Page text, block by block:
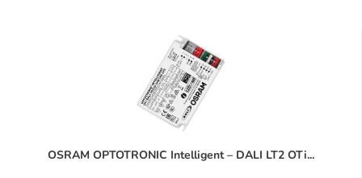
OSRAM OPTOTRONIC Intelligent – DALI LT2 OTi...